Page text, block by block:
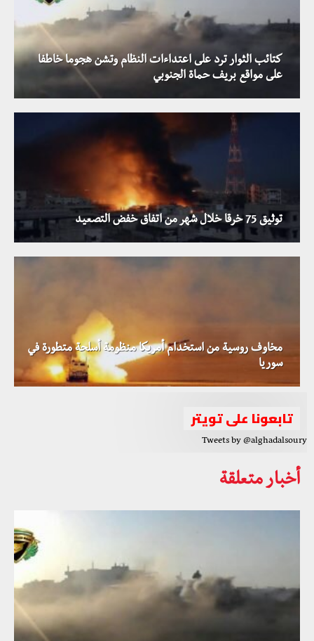
كتائب الثوار ترد على اعتداءات النظام وتشن هجوما خاطفا
على مواقع بريف حماة الجنوبي
توثيق 75 خرقا خلال شهر من اتفاق خفض التصعيد
مخاوف روسية من استخدام أمريكا منظومة أسلحة متطورة في
سوريا
تابعونا على تويتر
Tweets by @alghadalsoury
أخبار متعلقة